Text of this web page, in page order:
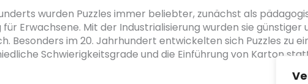
wurden Puzzles immer beliebter, zunächst als
Erwachsene. Mit der Industrialisierung wurden sie günstiger
Besonders im 20. Jahrhundert entwickelten sich Puzzles zu
Schwierigkeitsgrade und die Einführung von Karton